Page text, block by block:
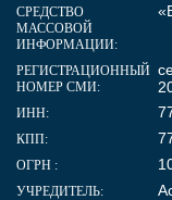
СРЕДСТВО
МАССОВОЙ
ИНФОРМАЦИИ:
РЕГИСТРАЦИОННЫЙ
НОМЕР СМИ:
ИНН:
КПП:
ОГРН :
УЧРЕДИТЕЛЬ: